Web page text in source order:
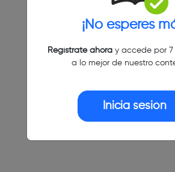
¡No esperes
Regístrate ahoray accede por 7
a lo mejor de nuestro
Inicia sesión